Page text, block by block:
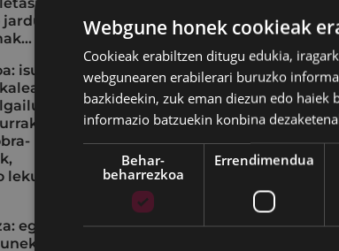
isunak eta
aire
istripu-
egoitza-
Webgune honek cookieak
Cookieak erabiltzen ditugu edukia,
webgunearen erabilerari buruzko
bazkideekin, zuk eman diezun edo
informazio batzuekin konbina
Behar-
beharrezkoa
Errendimendua